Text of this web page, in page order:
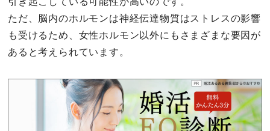
ただ、脳内のホルモンは神経伝達物質はストレスの影響
も受けるため、女性ホルモン以外にもさまざまな要因が
あると考えられています。